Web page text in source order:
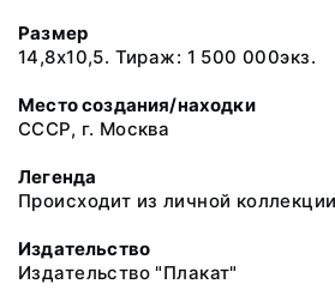
Размер
14,8х10,5. Тираж: 1 500 000экз.
Место создания/находки
СССР, г. Москва
Легенда
Происходит из личной
Издательство
Издательство "Плакат"